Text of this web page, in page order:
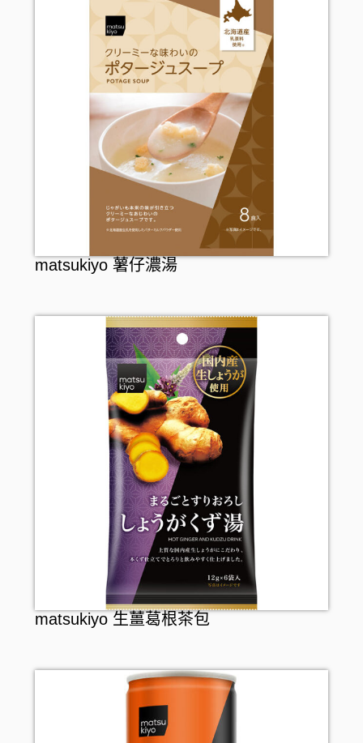
BEAUSTER
INJESK
SKIO
急救護理
防疫口罩
隱形眼鏡護理
消毒清潔
個人護理
身體護理
沐浴產品
潤膚產品
止汗香體
手部護理
足部護理
頭髮護理
頭髮造型
頭髮配件
牙刷
牙膏
牙線
漱口水
假牙護理
女士衛生護理
男士剃鬚用品
貼身衣物
介護用品
保暖用品
嬰兒用品
寵物產品
matsukiyo 薯仔濃湯
matsukiyo 生薑葛根茶包